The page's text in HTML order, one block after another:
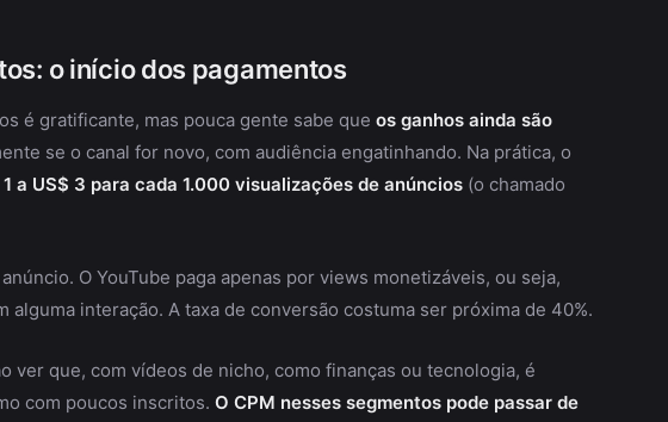
o início dos pagamentos
é gratificante, mas pouca gente sabe que os ganhos ainda são
se o canal for novo, com audiência engatinhando. Na prática, o
1 a US$ 3 para cada 1.000 visualizações de anúncios (o chamado
O YouTube paga apenas por views monetizáveis, ou seja,
alguma interação. A taxa de conversão costuma ser próxima de 40%.
ver que, com vídeos de nicho, como finanças ou tecnologia, é
com poucos inscritos. O CPM nesses segmentos pode passar de